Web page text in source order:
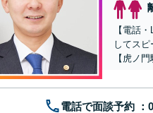
【電話
してス
【虎ノ門
電話で面談予約